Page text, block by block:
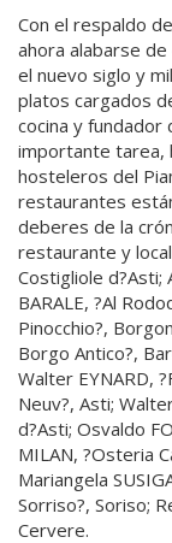
Con el respaldo
ahora alabarse
el nuevo siglo y
platos cargados
cocina y fundador
importante tarea,
hosteleros del
restaurantes
deberes de la
restaurante y
Costigliole d?Asti;
BARALE, ?Al
Pinocchio?,
Borgo Antico?,
Walter EYNARD,
Neuv?, Asti;
d?Asti; Osvaldo
MILAN, ?Osteria
Mariangela
Sorriso?, Soriso;
Cervere.